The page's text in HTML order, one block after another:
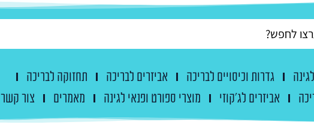
גדרות וכיסויים לבריכה אביזרים לבריכה
תחזוקה לבריכה
אביזרים לג'קוזי מוצרי ספורט ופנאי לגינה מאמרים צור קשר